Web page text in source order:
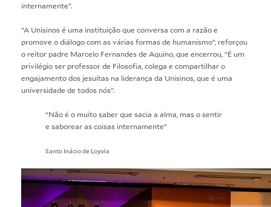
internamente”.
“A Unisinos é uma instituição que conversa com a razão e
promove o diálogo com as várias formas de humanismo”, reforçou
o reitor padre Marcelo Fernandes de Aquino, que encerrou, “É um
privilégio ser professor de Filosofia, colega e compartilhar o
engajamento dos jesuítas na liderança da Unisinos, que é uma
universidade de todos nós”.
“Não é o muito saber que sacia a alma, mas o sentir
e saborear as coisas internamente”
Santo Inácio de Loyola